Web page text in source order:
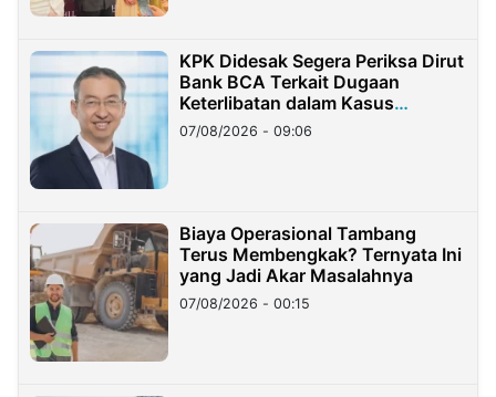
KPK Didesak Segera Periksa Dirut
Bank BCA Terkait Dugaan
Keterlibatan dalam Kasus
Hilangnya Dana Nasabah Rp2,58
Miliar
07/08/2026 - 09:06
Biaya Operasional Tambang
Terus Membengkak? Ternyata Ini
yang Jadi Akar Masalahnya
07/08/2026 - 00:15